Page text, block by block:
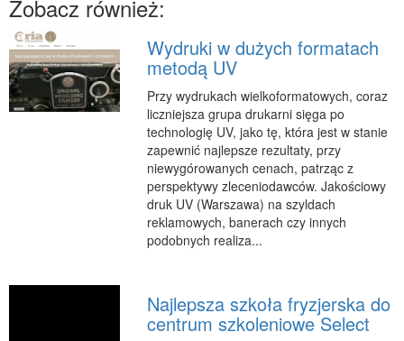
Inne Agencje
RUCH
Imprezy Integracyjne
Hobby
Zajęcia Sportowe i Rekreacyjne
Restauracje, Catering
Sprzątanie, Porządkowanie
Zobacz również:
Wydruki w dużych formatach
metodą UV
Przy wydrukach wielkoformatowych, coraz
liczniejsza grupa drukarni sięga po
technologię UV, jako tę, która jest w stanie
zapewnić najlepsze rezultaty, przy
niewygórowanych cenach, patrząc z
perspektywy zleceniodawców. Jakościowy
druk UV (Warszawa) na szyldach
reklamowych, banerach czy innych
podobnych realiza...
Najlepsza szkoła fryzjerska do
centrum szkoleniowe Select